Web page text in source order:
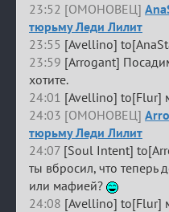
23:52 [ОМОНОВЕЦ]
тюрьму Леди Лилит
23:55 [Avellino]
23:59 [Arrogant]
хотите.
24:01 [Avellino] to[Flur]
24:03 [ОМОНОВЕЦ]
тюрьму Леди Лилит
24:07 [Soul Intent]
ты вбросил, что теперь
или мафией?
24:08 [Avellino] to[Flur]